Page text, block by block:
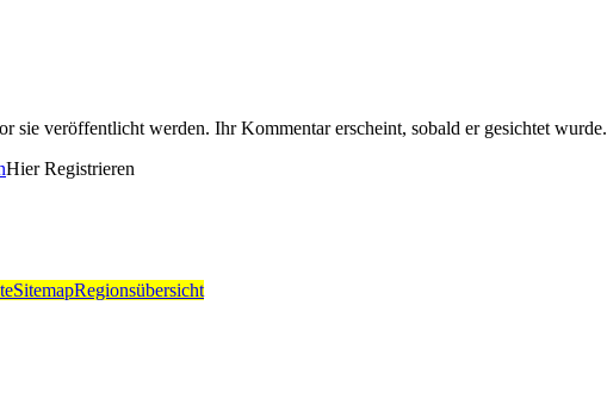
sie veröffentlicht werden. Ihr Kommentar erscheint, sobald er gesichtet wurde.
Hier Registrieren
SitemapRegionsübersicht